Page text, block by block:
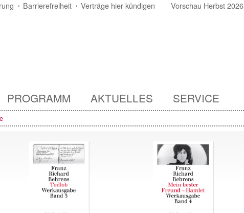
Barrierefreiheit Verträge hier kündigen Vorschau Herbst 2026
PROGRAMM AKTUELLES SERVICE